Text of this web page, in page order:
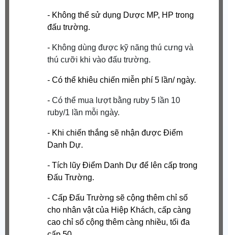
- Không thể sử dụng Dược MP, HP trong
đấu trường.
- Không dùng được kỹ năng thú cưng và
thú cưỡi khi vào đấu trường.
- Có thể khiêu chiến miễn phí 5 lần/ ngày.
-Có thể mua lượt bằng ruby 5 lần 10
ruby/1 lần mỗi ngày.
- Khi chiến thắng sẽ nhận được Điểm
Danh Dự.
- Tích lũy Điểm Danh Dự để lên cấp trong
Đấu Trường.
- Cấp Đấu Trường sẽ cộng thêm chỉ số
cho nhân vật của Hiệp Khách, cấp càng
cao chỉ số cộng thêm càng nhiều, tối đa